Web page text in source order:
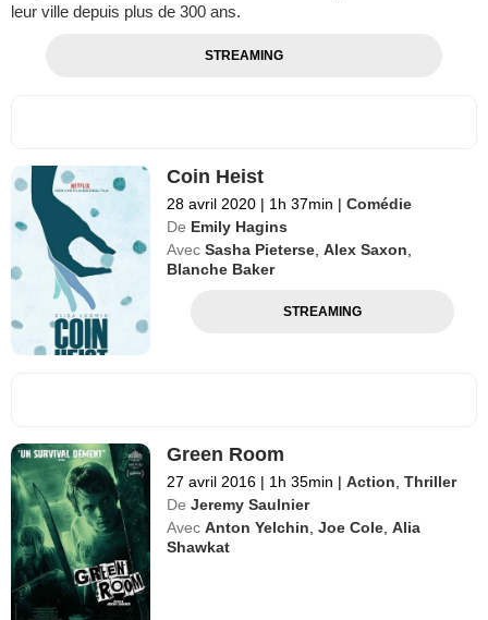
leur ville depuis plus de 300 ans.
STREAMING
Coin Heist
28 avril 2020 | 1h 37min | Comédie
De Emily Hagins
Avec Sasha Pieterse ,Alex Saxon
Blanche Baker
STREAMING
Green Room
27 avril 2016 | 1h 35min | Action ,Thriller
De Jeremy Saulnier
Avec Anton Yelchin ,Joe Cole ,Alia
Shawkat